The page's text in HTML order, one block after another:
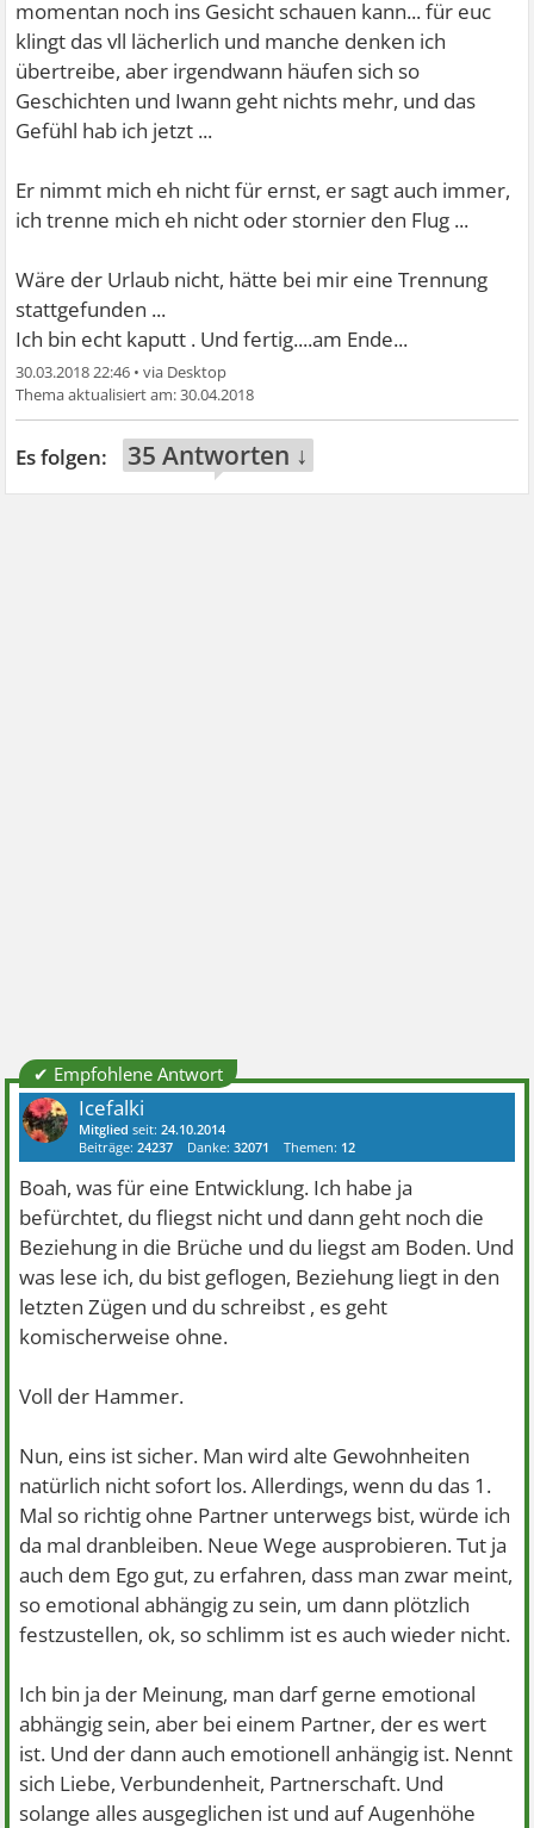
momentan noch ins Gesicht schauen kann... für euc
klingt das vll lächerlich und manche denken ich
übertreibe, aber irgendwann häufen sich so
Geschichten und Iwann geht nichts mehr, und das
Gefühl hab ich jetzt ...
Er nimmt mich eh nicht für ernst, er sagt auch immer,
ich trenne mich eh nicht oder stornier den Flug ...
Wäre der Urlaub nicht, hätte bei mir eine Trennung
stattgefunden ...
Ich bin echt kaputt . Und fertig....am Ende...
30.03.2018 22:46 •
30.04.2018
35 Antworten ↓
✔ Empfohlene Antwort
Icefalki
Mitglied seit:24.10.2014
Beiträge:24237 Danke:32071 Themen: 12
Boah, was für eine Entwicklung. Ich habe ja
befürchtet, du fliegst nicht und dann geht noch die
Beziehung in die Brüche und du liegst am Boden. Und
was lese ich, du bist geflogen, Beziehung liegt in den
letzten Zügen und du schreibst , es geht
komischerweise ohne.
Voll der Hammer.
Nun, eins ist sicher. Man wird alte Gewohnheiten
natürlich nicht sofort los. Allerdings, wenn du das 1.
Mal so richtig ohne Partner unterwegs bist, würde ich
da mal dranbleiben. Neue Wege ausprobieren. Tut ja
auch dem Ego gut, zu erfahren, dass man zwar meint,
so emotional abhängig zu sein, um dann plötzlich
festzustellen, ok, so schlimm ist es auch wieder nicht.
Ich bin ja der Meinung, man darf gerne emotional
abhängig sein, aber bei einem Partner, der es wert
ist. Und der dann auch emotionell anhängig ist. Nennt
sich Liebe, Verbundenheit, Partnerschaft. Und
solange alles ausgeglichen ist und auf Augenhöhe